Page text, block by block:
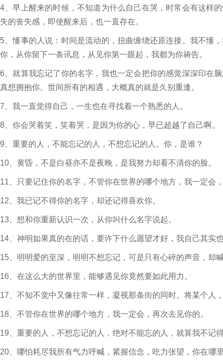
4、早上醒来的时候，不知道为什么自己在哭，时常会有这样
失的丧失感，即使醒来后，也一直存在。
5、懂事的人说：时间是流动的，扭曲缠绕还原连接。我不懂
你，从你留下一条讯息，从见你第一眼起，我都为你祷告。
6、就算我忘记了你的名字，我也一定会把你的感觉深深印在
真想拥抱你。世间所有的相遇，大概真的就是久别重逢。
7、我一直觉得自己，一生也在寻找着一个熟悉的人。
8、你会哭着笑，笑着哭，是因为你的心，早已超越了自己啊。
9、重要的人，不能忘记的人，不想忘记的人。你，是谁？
10、黄昏，不是白昼亦不是夜晚，是我努力却看不清你的脸。
11、只要记住你的名字，不管你在世界的哪个地方，我一定会
12、我已记不得你的名字，却还记得喜欢你。
13、想和你重新认识一次，从你叫什么名字说起。
14、神明如果真的在的话，要许下什么愿望才好，我自己其实
15、明明爱的至深，明明不想忘记，可是只有心碎的声音，却
16、在这么大的世界里，能够遇见你竟然要如此用力。
17、不知不觉中又像往常一样，凝视那条街的同时。将某个人
18、不管你在世界的哪个地方，我一定会，再次去见你的。
19、重要的人，不想忘记的人，绝对不能忘的人，就算我不记
20、哪怕耗尽我所有气力呼喊，紧握信念，吃力张望，你在哪